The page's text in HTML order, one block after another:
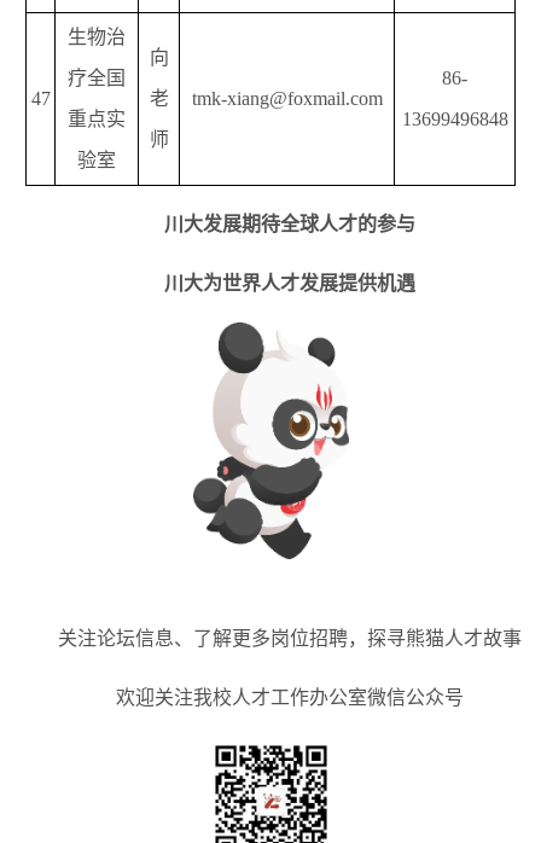
47
生物治
疗全国
重点实
验室
向
老
师
tmk-xiang@foxmail.com
86-
13699496848
川大发展期待全球人才的参与
川大为世界人才发展提供机遇
关注论坛信息、了解更多岗位招聘，探寻熊猫人才故事
欢迎关注我校人才工作办公室微信公众号